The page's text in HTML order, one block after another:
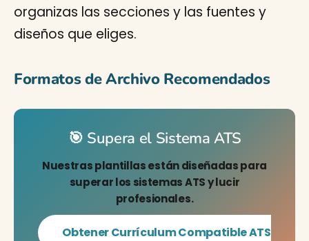
organizas las secciones y las fuentes y
diseños que eliges.
Formatos de Archivo Recomendados
🎯 Supera el Sistema ATS
Nuestras plantillas están diseñadas para
superar los sistemas ATS y lucir
profesionales.
Obtener Currículum Compatible ATS